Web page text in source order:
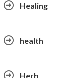
Healing
health
Herb